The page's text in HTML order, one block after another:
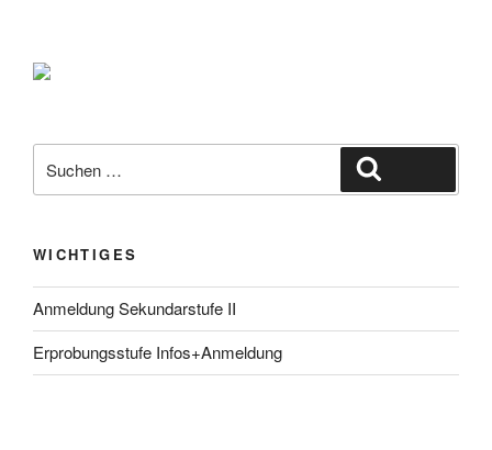
nach:
WICHTIGES
Anmeldung Sekundarstufe II
Erprobungsstufe Infos+Anmeldung